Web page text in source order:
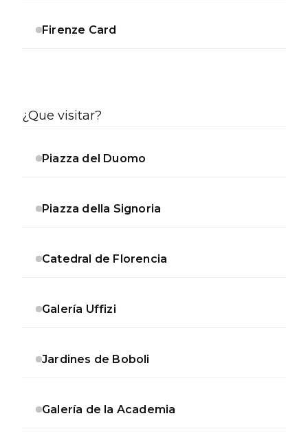
Firenze Card
¿Que visitar?
Piazza del Duomo
Piazza della Signoria
Catedral de Florencia
Galería Uffizi
Jardines de Boboli
Galería de la Academia